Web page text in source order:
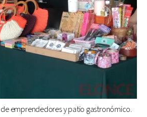
de emprendedores y patio gastronómico.